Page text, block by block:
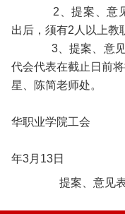
2、提案、意见
出后，须有2人以上教
3、提案、意见
代会代表在截止日前
星、陈简老师处。
华职业学院工会
年3月13日
提案、意见